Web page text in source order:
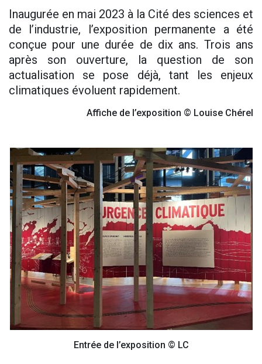
Inaugurée en mai 2023 à la Cité des sciences et
de l’industrie, l’exposition permanente a été
conçue pour une durée de dix ans. Trois ans
après son ouverture, la question de son
actualisation se pose déjà, tant les enjeux
climatiques évoluent rapidement.
Affiche de l’exposition © Louise Chérel
Entrée de l’exposition © LC